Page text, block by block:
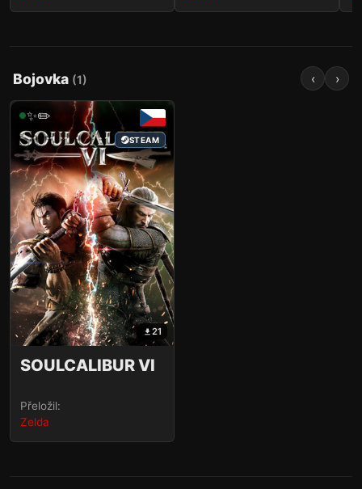
Bojovka (1) ‹ ›
✨✏️
STEAM
21
SOULCALIBUR VI
Přeložil:
Zelda